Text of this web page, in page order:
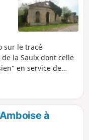
sur le tracé
la Saulx dont celle
en service de
est souvent
à